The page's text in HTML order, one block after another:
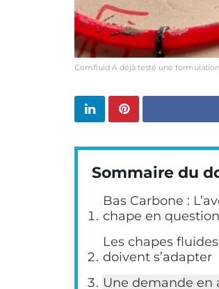
Cemfluid A déjà testé une
Sommaire du
Bas Carbone :
chape en question
Les chapes
doivent s’adapter
Une demande en